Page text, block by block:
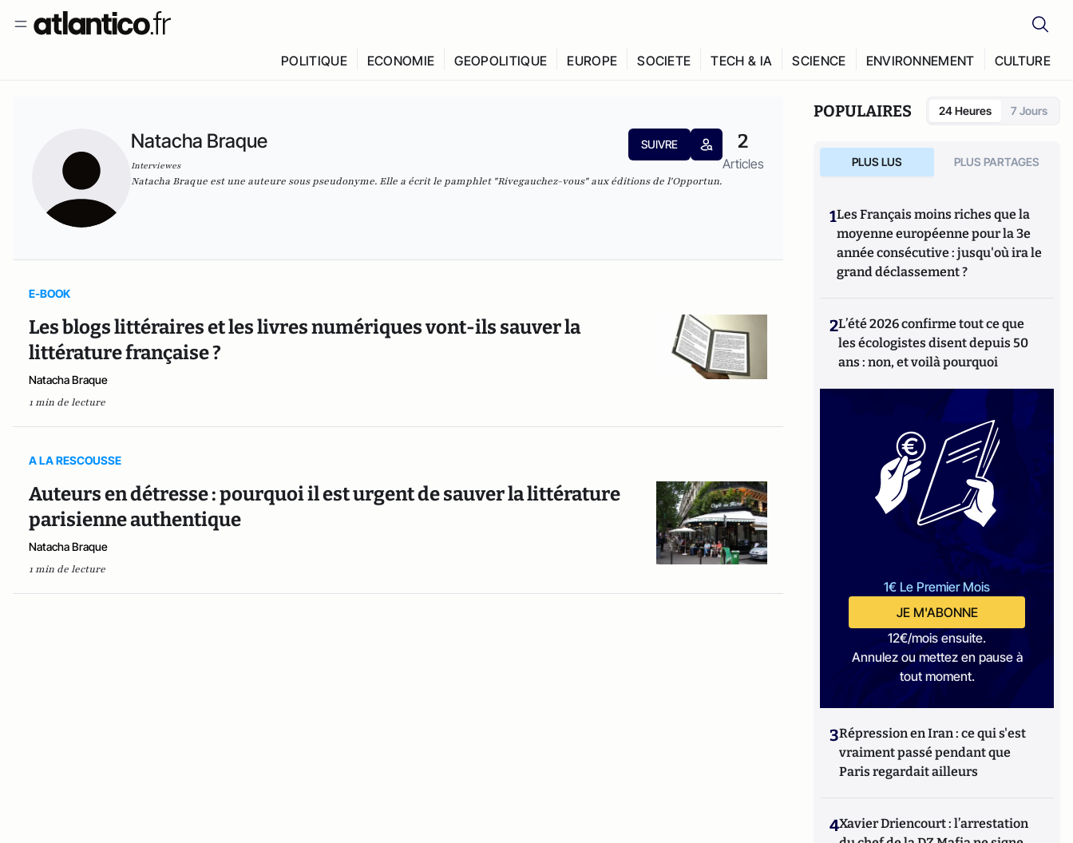
POLITIQUE ECONOMIE GEOPOLITIQUE EUROPE SOCIETE TECH & IA SCIENCE ENVIRONNEMENT CULTURE
Natacha Braque
Interviewes
SUIVRE 2
Articles
Natacha Braque est une auteure sous pseudonyme. Elle a écrit le pamphlet "Rivegauchez-vous" aux éditions de l'Opportun.
E-BOOK
Les blogs littéraires et les livres numériques vont-ils sauver la
littérature française ?
Natacha Braque
1 min de lecture
A LA RESCOUSSE
Auteurs en détresse : pourquoi il est urgent de sauver la littérature
parisienne authentique
Natacha Braque
1 min de lecture
POPULAIRES 24 Heures 7 Jours
PLUS LUS PLUS PARTAGES
1Les Français moins riches que la
moyenne européenne pour la 3e
année consécutive : jusqu'où ira le
grand déclassement ?
2L’été 2026 confirme tout ce que
les écologistes disent depuis 50
ans : non, et voilà pourquoi
1€ Le Premier Mois
JE M'ABONNE
12€/mois ensuite.
Annulez ou mettez en pause à
tout moment.
3Répression en Iran : ce qui s'est
vraiment passé pendant que
Paris regardait ailleurs
4Xavier Driencourt : l’arrestation